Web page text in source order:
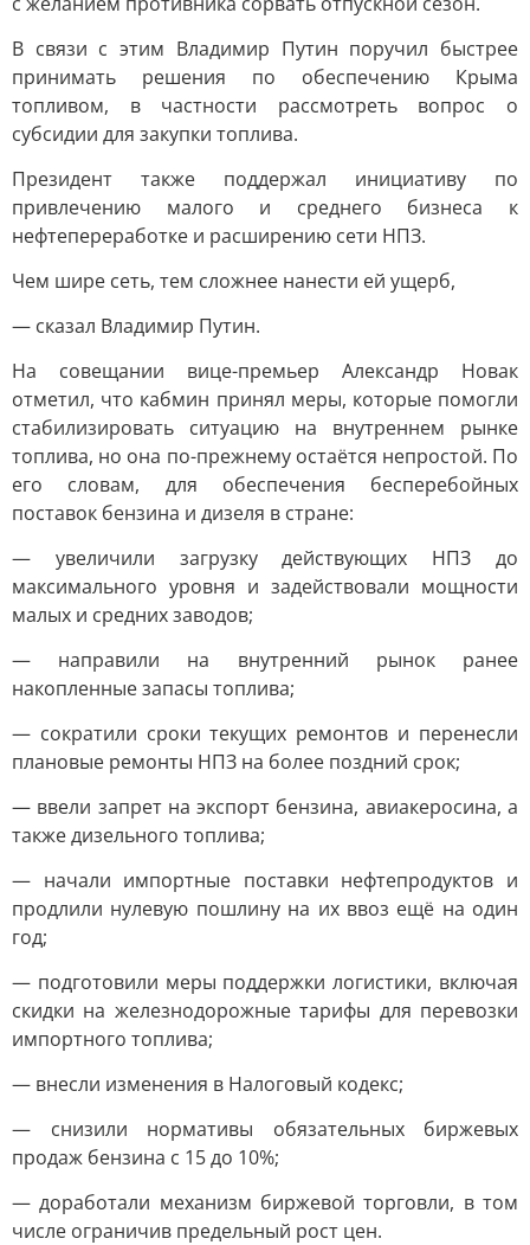
В связи с этим Владимир Путин поручил быстрее
принимать решения по обеспечению Крыма
топливом, в частности рассмотреть вопрос о
субсидии для закупки топлива.
Президент также поддержал инициативу по
привлечению малого и среднего бизнеса к
нефтепереработке и расширению сети НПЗ.
Чем шире сеть, тем сложнее нанести ей ущерб,
— сказал Владимир Путин.
На совещании вице-премьер Александр Новак
отметил, что кабмин принял меры, которые помогли
стабилизировать ситуацию на внутреннем рынке
топлива, но она по-прежнему остаётся непростой. По
его словам, для обеспечения бесперебойных
поставок бензина и дизеля в стране:
— увеличили загрузку действующих НПЗ до
максимального уровня и задействовали мощности
малых и средних заводов;
— направили на внутренний рынок ранее
накопленные запасы топлива;
— сократили сроки текущих ремонтов и перенесли
плановые ремонты НПЗ на более поздний срок;
— ввели запрет на экспорт бензина, авиакеросина, а
также дизельного топлива;
— начали импортные поставки нефтепродуктов и
продлили нулевую пошлину на их ввоз ещё на один
год;
— подготовили меры поддержки логистики, включая
скидки на железнодорожные тарифы для перевозки
импортного топлива;
— внесли изменения в Налоговый кодекс;
— снизили нормативы обязательных биржевых
продаж бензина с 15 до 10%;
— доработали механизм биржевой торговли, в том
числе ограничив предельный рост цен.